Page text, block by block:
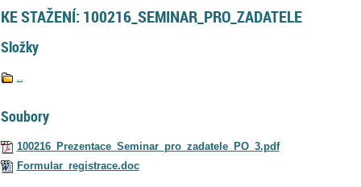
KE STAŽENÍ: 100216_SEMINAR_PRO_ZADATELE
Složky
..
Soubory
100216_Prezentace_Seminar_pro_zadatele_PO_3.pdf
Formular_registrace.doc